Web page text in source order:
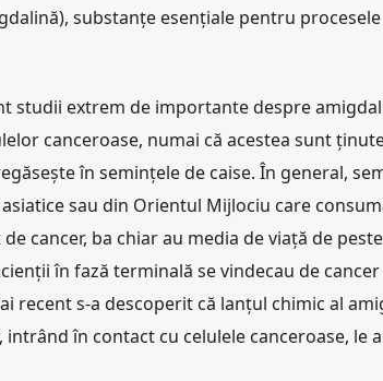
substanțe esențiale pentru
studii extrem de importante despre
canceroase, numai că acestea sunt
în semințele de caise. În general,
sau din Orientul Mijlociu care
cancer, ba chiar au media de viață de
în fază terminală se vindecau de
recent s-a descoperit că lanțul chimic al
intrând în contact cu celulele canceroase, le